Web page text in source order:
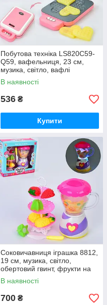
Побутова техніка LS820C59-
Q59, вафельниця, 23 см,
музика, світло, вафлі
В наявності
536 ₴
Купити
Соковичавниця іграшка 8812,
19 см, музика, світло,
обертовий гвинт, фрукти на
липучці, фруктовниця, ніж
В наявності
700 ₴